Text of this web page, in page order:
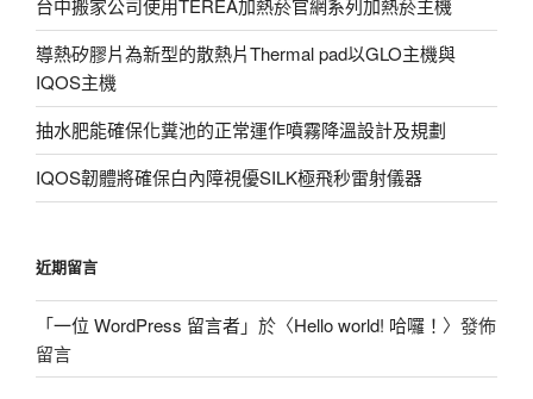
台中搬家公司使用TEREA加熱菸官網系列加熱菸主機
導熱矽膠片為新型的散熱片Thermal pad以GLO主機與
IQOS主機
抽水肥能確保化糞池的正常運作噴霧降溫設計及規劃
IQOS韌體將確保白內障視優SILK極飛秒雷射儀器
近期留言
「一位 WordPress 留言者」於〈Hello world! 哈囉！ 〉發佈
留言